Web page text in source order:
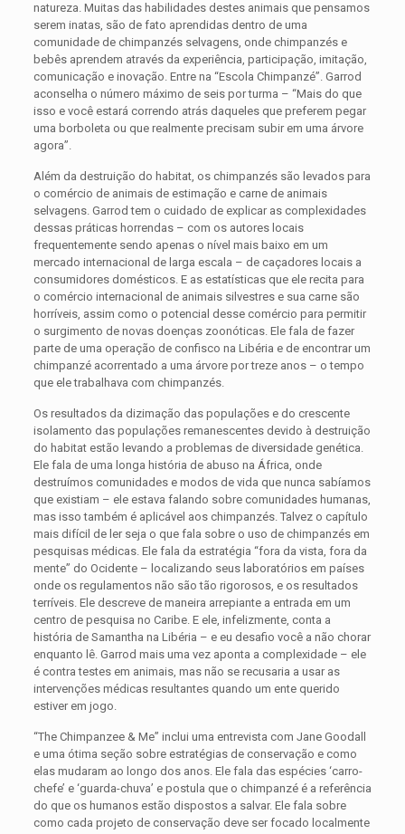
natureza. Muitas das habilidades destes animais que pensamos
serem inatas, são de fato aprendidas dentro de uma
comunidade de chimpanzés selvagens, onde chimpanzés e
bebês aprendem através da experiência, participação, imitação,
comunicação e inovação. Entre na “Escola Chimpanzé”. Garrod
aconselha o número máximo de seis por turma – “Mais do que
isso e você estará correndo atrás daqueles que preferem pegar
uma borboleta ou que realmente precisam subir em uma árvore
agora”.
Além da destruição do habitat, os chimpanzés são levados para
o comércio de animais de estimação e carne de animais
selvagens. Garrod tem o cuidado de explicar as complexidades
dessas práticas horrendas – com os autores locais
frequentemente sendo apenas o nível mais baixo em um
mercado internacional de larga escala – de caçadores locais a
consumidores domésticos. E as estatísticas que ele recita para
o comércio internacional de animais silvestres e sua carne são
horríveis, assim como o potencial desse comércio para permitir
o surgimento de novas doenças zoonóticas. Ele fala de fazer
parte de uma operação de confisco na Libéria e de encontrar um
chimpanzé acorrentado a uma árvore por treze anos – o tempo
que ele trabalhava com chimpanzés.
Os resultados da dizimação das populações e do crescente
isolamento das populações remanescentes devido à destruição
do habitat estão levando a problemas de diversidade genética.
Ele fala de uma longa história de abuso na África, onde
destruímos comunidades e modos de vida que nunca sabíamos
que existiam – ele estava falando sobre comunidades humanas,
mas isso também é aplicável aos chimpanzés. Talvez o capítulo
mais difícil de ler seja o que fala sobre o uso de chimpanzés em
pesquisas médicas. Ele fala da estratégia “fora da vista, fora da
mente” do Ocidente – localizando seus laboratórios em países
onde os regulamentos não são tão rigorosos, e os resultados
terríveis. Ele descreve de maneira arrepiante a entrada em um
centro de pesquisa no Caribe. E ele, infelizmente, conta a
história de Samantha na Libéria – e eu desafio você a não chorar
enquanto lê. Garrod mais uma vez aponta a complexidade – ele
é contra testes em animais, mas não se recusaria a usar as
intervenções médicas resultantes quando um ente querido
estiver em jogo.
“The Chimpanzee & Me” inclui uma entrevista com Jane Goodall
e uma ótima seção sobre estratégias de conservação e como
elas mudaram ao longo dos anos. Ele fala das espécies ‘carro-
chefe’ e ‘guarda-chuva’ e postula que o chimpanzé é a referência
do que os humanos estão dispostos a salvar. Ele fala sobre
como cada projeto de conservação deve ser focado localmente